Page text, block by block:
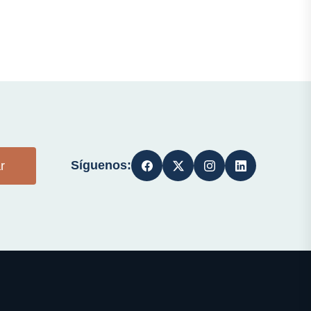
Síguenos: